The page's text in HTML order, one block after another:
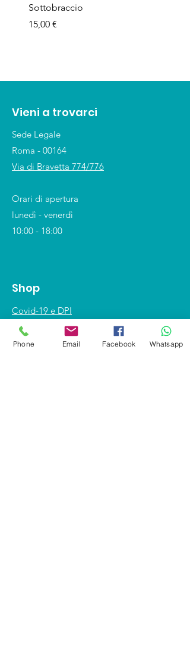
Sottobraccio
Prezzo
15,00 €
Vieni a trovarci
Sede Legale
Roma - 00164
Via di Bravetta 774/776
Orari di apertura
lunedì - venerdì
10:00 - 18:00
Shop
Covid-19 e DPI
Divise professionali
Calzature
Phone Email Facebook Whatsapp